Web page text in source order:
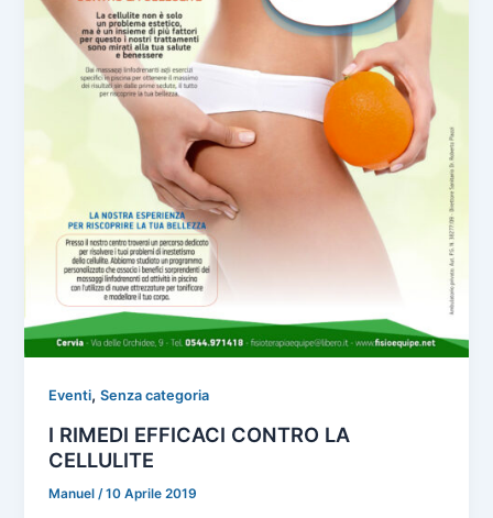
Eventi,Senza categoria
I RIMEDI EFFICACI CONTRO LA
CELLULITE
Manuel /10 Aprile 2019